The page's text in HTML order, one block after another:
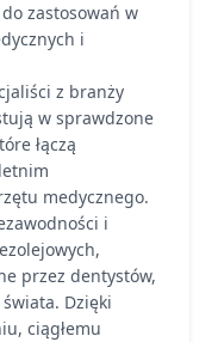
zastosowań w
i
z branży
w sprawdzone
łączą
medycznego.
i
przez dentystów,
Dzięki
ciągłemu